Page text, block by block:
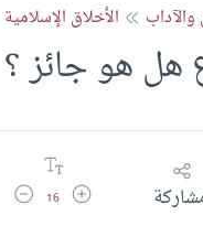
والآداب الأخلاق الإسلامية
هل هو جائز ؟
زيادة حجم الخط
16